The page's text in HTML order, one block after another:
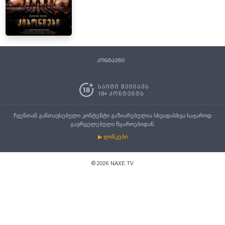
კონტაქტი
ჩვენთან განთავსებული კონტენტი გაზიარებულია სხვადასხვა საჯაროდ
გავრცელებული წყაროებიდან.
▶ ლინკები
© 2026 NAXE.TV